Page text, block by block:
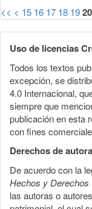
<< < 15 16 17 18 1920
Uso de licencias
Todos los textos
excepción, se
4.0 Internacional,
siempre que
publicación en esta
con fines
Derechos de
De acuerdo con la
Hechos y Derechos
las autoras o